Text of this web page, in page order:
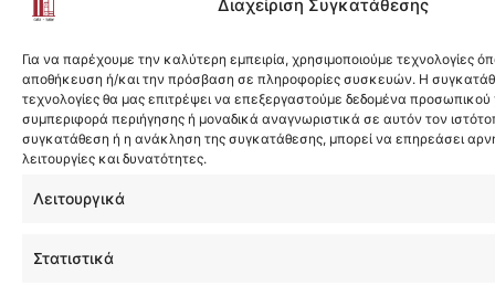
Διαχείριση Συγκατάθεσης
Για να παρέχουμε την καλύτερη εμπειρία, χρησιμοποιούμε τεχνολογίες
αποθήκευση ή/και την πρόσβαση σε πληροφορίες συσκευών. Η
τεχνολογίες θα μας επιτρέψει να επεξεργαστούμε δεδομένα
συμπεριφορά περιήγησης ή μοναδικά αναγνωριστικά σε αυτόν τον
συγκατάθεση ή η ανάκληση της συγκατάθεσης, μπορεί να επηρεάσει
λειτουργίες και δυνατότητες.
Λειτουργικά
Στατιστικά